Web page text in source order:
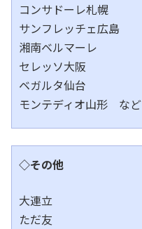
コンサドーレ札幌
サンフレッチェ広島
湘南ベルマーレ
セレッソ大阪
ベガルタ仙台
モンテディオ山形 など
◇その他
大連立
ただ友